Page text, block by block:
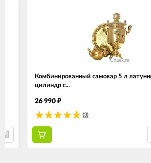
Комбинированный самовар 5 л
цилиндр с...
26 990 ₽
(3)